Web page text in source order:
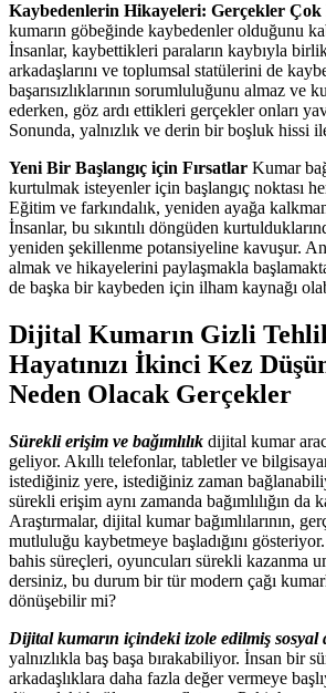
Kaybedenlerin Hikayeleri: Gerçekler Çok
kumarın göbeğinde kaybedenler olduğunu
İnsanlar, kaybettikleri paraların kaybıyla
arkadaşlarını ve toplumsal statülerini de
başarısızlıklarının sorumluluğunu almaz ve
ederken, göz ardı ettikleri gerçekler onları
Sonunda, yalnızlık ve derin bir boşluk hissi
Yeni Bir Başlangıç için Fırsatlar Kumar
kurtulmak isteyenler için başlangıç noktası
Eğitim ve farkındalık, yeniden ayağa
İnsanlar, bu sıkıntılı döngüden
yeniden şekillenme potansiyeline kavuşur.
almak ve hikayelerini paylaşmakla
de başka bir kaybeden için ilham kaynağı
Dijital Kumarın Gizli
Hayatınızı İkinci Kez
Neden Olacak Gerçekler
Sürekli erişim ve bağımlılık dijital kumar
geliyor. Akıllı telefonlar, tabletler ve
istediğiniz yere, istediğiniz zaman
sürekli erişim aynı zamanda bağımlılığın da
Araştırmalar, dijital kumar bağımlılarının,
mutluluğu kaybetmeye başladığını
bahis süreçleri, oyuncuları sürekli kazanma
dersiniz, bu durum bir tür modern çağı
dönüşebilir mi?
Dijital kumarın içindeki izole edilmiş sosyal
yalnızlıkla baş başa bırakabiliyor. İnsan bir
arkadaşlıklara daha fazla değer vermeye